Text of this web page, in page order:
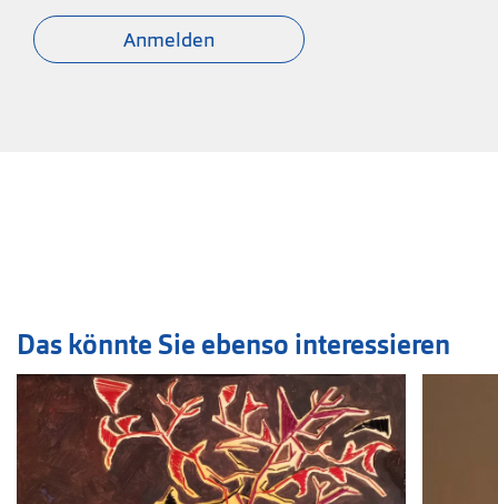
Anmelden
Das könnte Sie ebenso interessieren
Veranstaltung1bis2von4sichtbar.